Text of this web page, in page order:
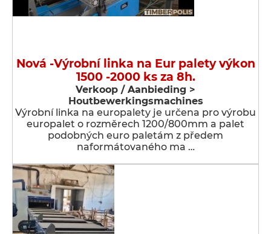
Nová -Výrobní linka na Eur palety výkon
1500 -2000 ks za 8h.
Verkoop / Aanbieding >
Houtbewerkingsmachines
Výrobní linka na europalety je určena pro výrobu
europalet o rozměrech 1200/800mm a palet
podobných euro paletám z předem
naformátovaného ma …